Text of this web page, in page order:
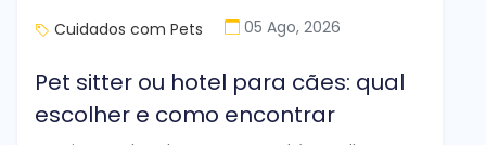
Cuidados com Pets 05 Ago, 2026
Pet sitter ou hotel para cães: qual
escolher e como encontrar